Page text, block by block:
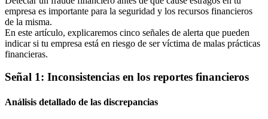
empresa es importante para la seguridad y los recursos financieros
de la misma.
En este artículo, explicaremos cinco señales de alerta que pueden
indicar si tu empresa está en riesgo de ser víctima de malas prácticas
financieras.
Señal 1: Inconsistencias en los reportes financieros
Análisis detallado de las discrepancias